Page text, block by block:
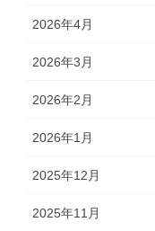
2026年4月
2026年3月
2026年2月
2026年1月
2025年12月
2025年11月